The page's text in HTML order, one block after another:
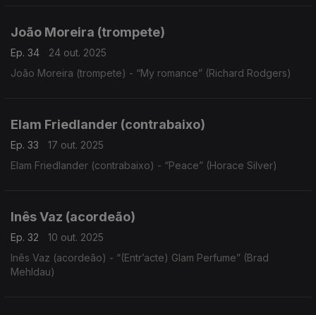
João Moreira (trompete)
Ep. 34
24 out. 2025
João Moreira (trompete) - “My romance” (Richard Rodgers)
Elam Friedlander (contrabaixo)
Ep. 33
17 out. 2025
Elam Friedlander (contrabaixo) - “Peace” (Horace Silver)
Inês Vaz (acordeão)
Ep. 32
10 out. 2025
Inês Vaz (acordeão) - “(Entr’acte) Glam Perfume” (Brad
Mehldau)